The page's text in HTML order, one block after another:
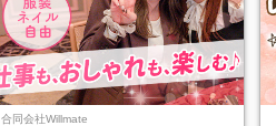
合同会社Willmate